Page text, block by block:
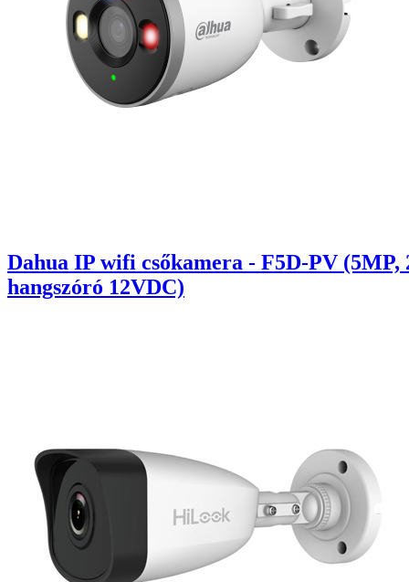
Dahua IP wifi csőkamera - F5D-PV
hangszóró 12VDC)